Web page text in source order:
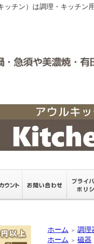
ッチン）は調理・キッチ
ホーム ＞ 調理
ホーム
＞ 磁器